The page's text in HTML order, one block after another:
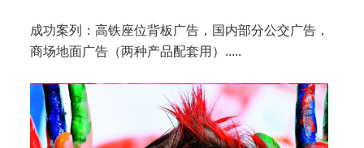
成功案列：高铁座位背板广告，国内部分公交广告，
商场地面广告（两种产品配套用）.....